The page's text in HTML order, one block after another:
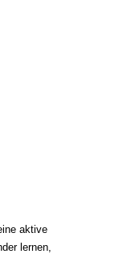
aktive
lernen,